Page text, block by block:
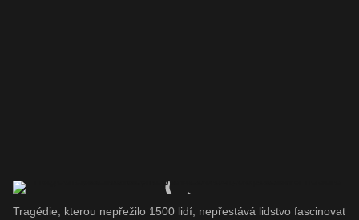
Tragédie, kterou nepřežilo 1500 lidí, nepřestává lidstvo fascinovat